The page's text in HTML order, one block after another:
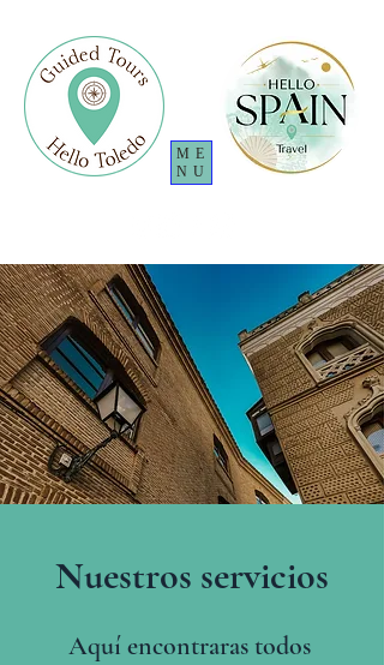
ME
NU
Nuestros servicios
Aquí encontraras todos